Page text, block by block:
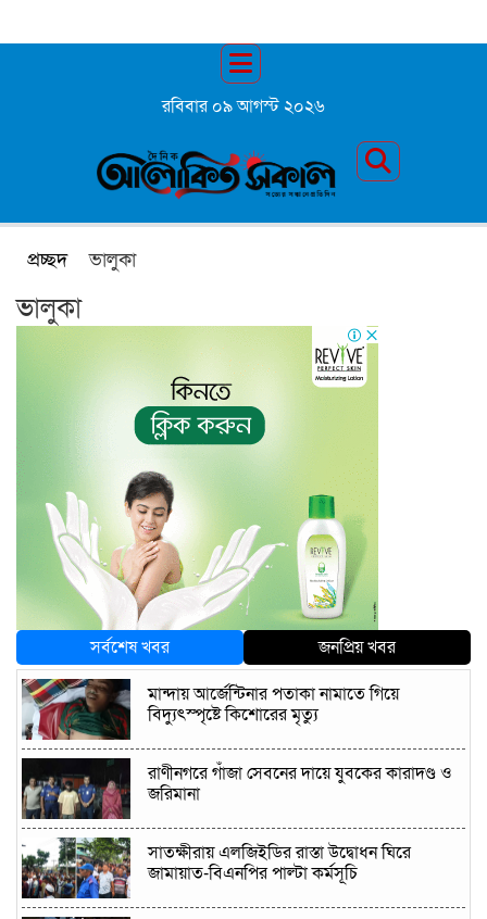
রবিবার ০৯ আগস্ট ২০২৬
প্রচ্ছদ ভালুকা
ভালুকা
সর্বশেষ খবর
জনপ্রিয় খবর
মান্দায় আর্জেন্টিনার পতাকা নামাতে গিয়ে
বিদ্যুৎস্পৃষ্টে কিশোরের মৃত্যু
রাণীনগরে গাঁজা সেবনের দায়ে যুবকের কারাদণ্ড ও
জরিমানা
সাতক্ষীরায় এলজিইডির রাস্তা উদ্বোধন ঘিরে
জামায়াত-বিএনপির পাল্টা কর্মসূচি